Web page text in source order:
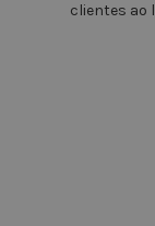
clientes ao